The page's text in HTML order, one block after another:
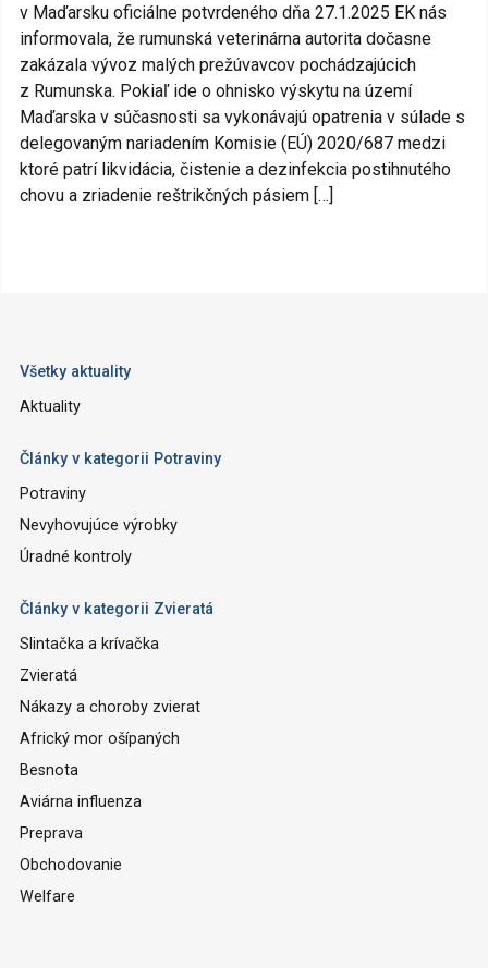
v Maďarsku oficiálne potvrdeného dňa 27.1.2025 EK nás
informovala, že rumunská veterinárna autorita dočasne
zakázala vývoz malých prežúvavcov pochádzajúcich
z Rumunska. Pokiaľ ide o ohnisko výskytu na území
Maďarska v súčasnosti sa vykonávajú opatrenia v súlade s
delegovaným nariadením Komisie (EÚ) 2020/687 medzi
ktoré patrí likvidácia, čistenie a dezinfekcia postihnutého
chovu a zriadenie reštrikčných pásiem […]
Všetky aktuality
Aktuality
Články v kategorii Potraviny
Potraviny
Nevyhovujúce výrobky
Úradné kontroly
Články v kategorii Zvieratá
Slintačka a krívačka
Zvieratá
Nákazy a choroby zvierat
Africký mor ošípaných
Besnota
Aviárna influenza
Preprava
Obchodovanie
Welfare